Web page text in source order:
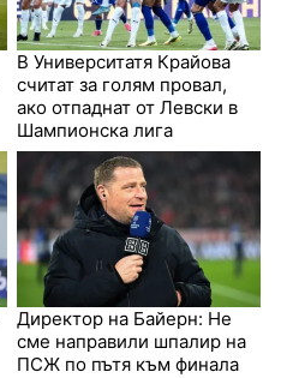
В Университатя Крайова
считат за голям провал,
ако отпаднат от Левски в
Шампионска лига
Директор на Байерн: Не
сме направили шпалир на
ПСЖ по пътя към финала